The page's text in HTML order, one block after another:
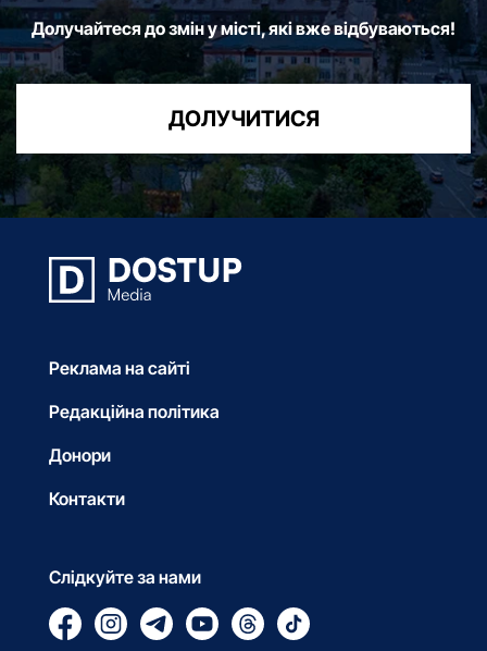
Долучайтеся до змін у місті, які вже відбуваються!
ДОЛУЧИТИСЯ
Реклама на сайті
Редакційна політика
Донори
Контакти
Слідкуйте за нами